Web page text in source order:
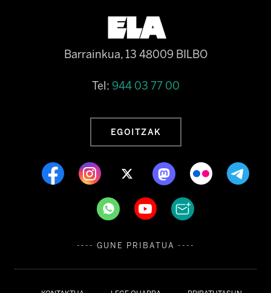
Barrainkua, 13 48009 BILBO
Tel: 944 03 77 00
EGOITZAK
---- GUNE PRIBATUA ----